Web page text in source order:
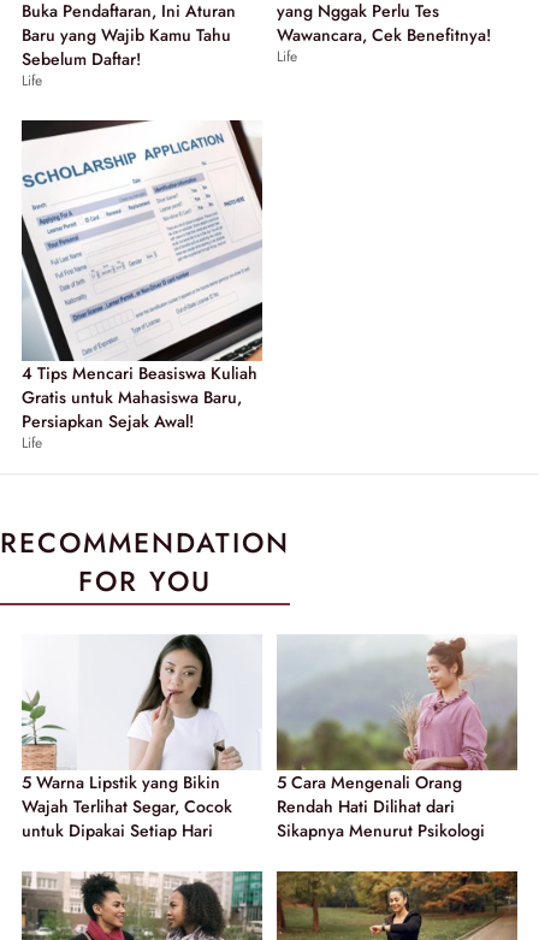
Buka Pendaftaran, Ini Aturan
Baru yang Wajib Kamu Tahu
Sebelum Daftar!
Life
yang Nggak Perlu Tes
Wawancara, Cek Benefitnya!
Life
4 Tips Mencari Beasiswa Kuliah
Gratis untuk Mahasiswa Baru,
Persiapkan Sejak Awal!
Life
RECOMMENDATION
FOR YOU
5 Warna Lipstik yang Bikin
Wajah Terlihat Segar, Cocok
untuk Dipakai Setiap Hari
5 Cara Mengenali Orang
Rendah Hati Dilihat dari
Sikapnya Menurut Psikologi